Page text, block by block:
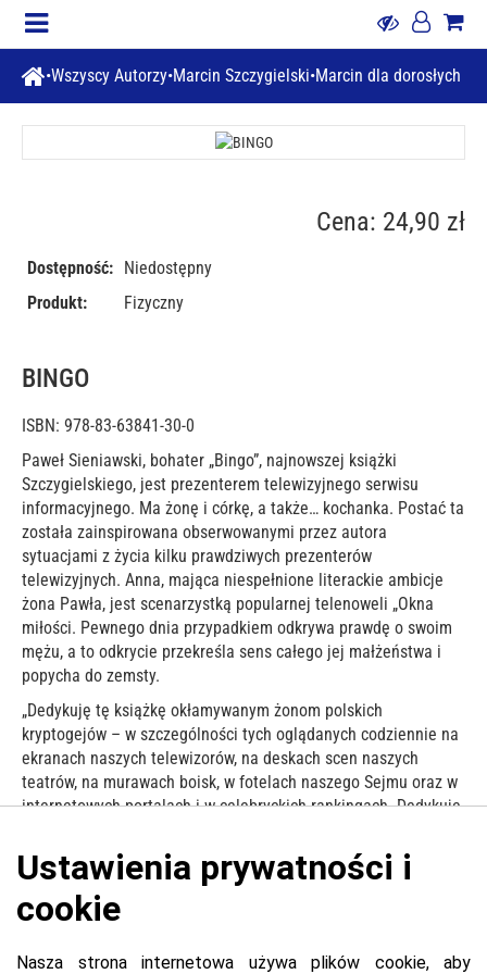
Wszyscy Autorzy Marcin Szczygielski Marcin dla dorosłych
BINGO
ISBN: 978-83-63841-30-0
Paweł Sieniawski, bohater „Bingo”, najnowszej książki
Szczygielskiego, jest prezenterem telewizyjnego serwisu
informacyjnego. Ma żonę i córkę, a także… kochanka. Postać ta
została zainspirowana obserwowanymi przez autora
sytuacjami z życia kilku prawdziwych prezenterów
telewizyjnych. Anna, mająca niespełnione literackie ambicje
żona Pawła, jest scenarzystką popularnej telenoweli „Okna
miłości. Pewnego dnia przypadkiem odkrywa prawdę o swoim
mężu, a to odkrycie przekreśla sens całego jej małżeństwa i
popycha do zemsty.
„Dedykuję tę książkę okłamywanym żonom polskich
kryptogejów – w szczególności tych oglądanych codziennie na
ekranach naszych telewizorów, na deskach scen naszych
teatrów, na murawach boisk, w fotelach naszego Sejmu oraz w
internetowych portalach i w celebryckich rankingach. Dedykuję
ze strachu przed ujawnieniem, którzy oszukują swoje żony i
dzieci, udając macho i nadgorliwych konserwatystów.”
Marcin Szczygielski
Cena: 24,90 zł
Dostępność: Niedostępny
Produkt:
Fizyczny